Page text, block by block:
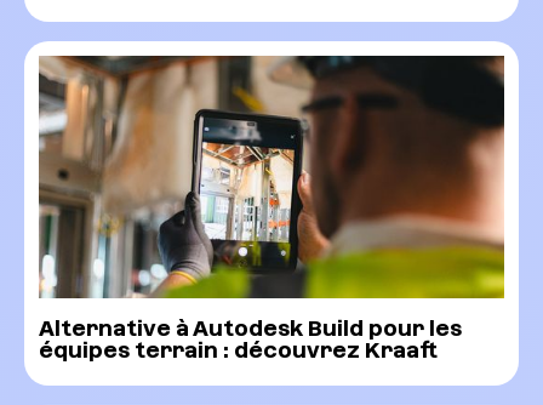
Alternative à Autodesk Build pour les
équipes terrain : découvrez Kraaft